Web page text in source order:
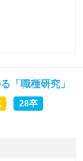
「職種研究」
28卒